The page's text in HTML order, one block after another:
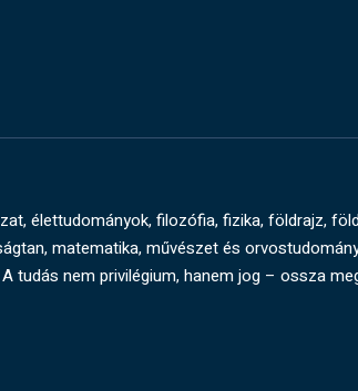
élettudományok, filozófia, fizika, földrajz,
matematika, művészet és
nem privilégium, hanem jog – ossza